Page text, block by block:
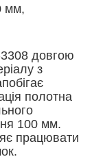
мм,
довгою
з
полотна
100 мм.
працювати